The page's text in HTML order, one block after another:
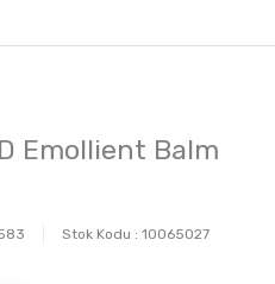
Emollient Balm
Stok Kodu : 10065027